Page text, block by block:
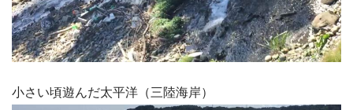
小さい頃遊んだ太平洋（三陸海岸）